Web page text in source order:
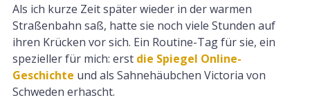
Als ich kurze Zeit später wieder in der warmen
Straßenbahn saß, hatte sie noch viele Stunden auf
ihren Krücken vor sich. Ein Routine-Tag für sie, ein
spezieller für mich: erst die Spiegel Online-
Geschichte und als Sahnehäubchen Victoria von
Schweden erhascht.